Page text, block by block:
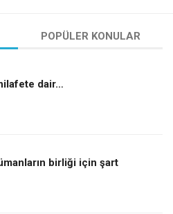
POPÜLER KONULAR
dair…
birliği için şart